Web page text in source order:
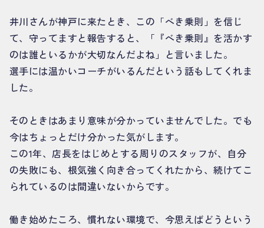
井川さんが神戸に来たとき、この「べき乗則」を信じ
て、守ってますと報告すると、「『べき乗則』を活かす
のは誰といるかが大切なんだよね」と言いました。
選手には温かいコーチがいるんだという話もしてくれま
した。
そのときはあまり意味が分かっていませんでした。でも
今はちょっとだけ分かった気がします。
この1年、店長をはじめとする周りのスタッフが、自分
の失敗にも、根気強く向き合ってくれたから、続けてこ
られているのは間違いないからです。
働き始めたころ、慣れない環境で、今思えばどうという